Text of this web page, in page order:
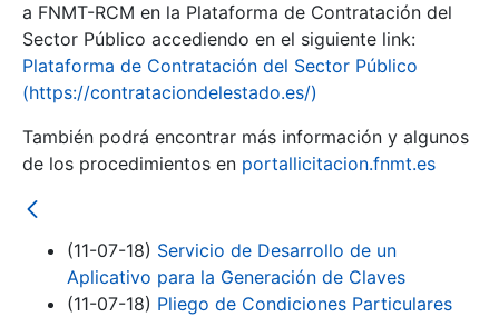
Erakutsi/Ezkutatu
a FNMT-RCM en la Plataforma de Contratación del
Sector Público accediendo en el siguiente link:
Plataforma de Contratación del Sector Público
(https://contrataciondelestado.es/)
También podrá encontrar más información y algunos
de los procedimientos en portallicitacion.fnmt.es
(11-07-18) Servicio de Desarrollo de un
Aplicativo para la Generación de Claves
(11-07-18) Pliego de Condiciones Particulares